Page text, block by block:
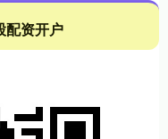
配资开户